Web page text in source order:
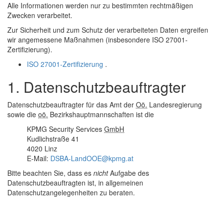
Alle Informationen werden nur zu bestimmten rechtmäßigen
Zwecken verarbeitet.
Zur Sicherheit und zum Schutz der verarbeiteten Daten ergreifen
wir angemessene Maßnahmen (insbesondere ISO 27001-
Zertifizierung).
ISO 27001-Zertifizierung .
1. Datenschutzbeauftragter
Datenschutzbeauftragter für das Amt der Oö. Landesregierung
sowie die oö. Bezirkshauptmannschaften ist die
KPMG Security Services GmbH
Kudlichstraße 41
4020 Linz
E-Mail: DSBA-LandOOE@kpmg.at
Bitte beachten Sie, dass es nichtAufgabe des
Datenschutzbeauftragten ist, in allgemeinen
Datenschutzangelegenheiten zu beraten.